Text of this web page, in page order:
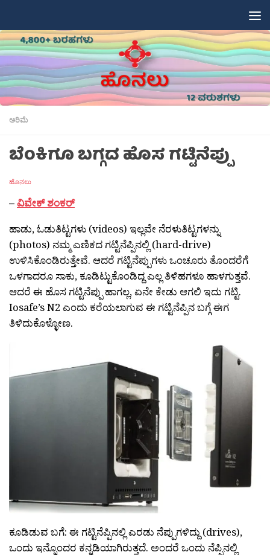
ಅರಿಮೆ
ಬೆಂಕಿಗೂ ಬಗ್ಗದ ಹೊಸ ಗಟ್ಟಿನೆಪ್ಪು
ಹೊನಲು
–ವಿವೇಕ್ ಶಂಕರ್
ಹಾಡು, ಓಡುತಿಟ್ಟಗಳು (videos) ಇಲ್ಲವೇ ನೆರಳುತಿಟ್ಟಗಳನ್ನು
(photos) ನಮ್ಮ ಎಣಿಕದ ಗಟ್ಟಿನೆಪ್ಪಿನಲ್ಲಿ (hard-drive)
ಉಳಿಸಿಕೊಂಡಿರುತ್ತೇವೆ. ಆದರೆ ಗಟ್ಟಿನೆಪ್ಪುಗಳು ಒಂಚೂರು ತೊಂದರೆಗೆ
ಒಳಗಾದರೂ ಸಾಕು, ಕೂಡಿಟ್ಟುಕೊಂಡಿದ್ದ ಎಲ್ಲ ತಿಳಿಹಗಳೂ ಹಾಳಗುತ್ತವೆ.
ಆದರೆ ಈ ಹೊಸ ಗಟ್ಟಿನೆಪ್ಪು ಹಾಗಲ್ಲ, ಏನೇ ಕೇಡು ಆಗಲಿ ಇದು ಗಟ್ಟಿ.
Iosafe’s N2 ಎಂದು ಕರೆಯಲಾಗುವ ಈ ಗಟ್ಟಿನೆಪ್ಪಿನ ಬಗ್ಗೆ ಈಗ
ತಿಳಿದುಕೊಳ್ಳೋಣ.
ಕೂಡಿಡುವ ಬಗೆ: ಈ ಗಟ್ಟಿನೆಪ್ಪಿನಲ್ಲಿ ಎರಡು ನೆಪ್ಪುಗಳಿದ್ದು (drives),
ಒಂದು ಇನ್ನೊಂದರ ಕನ್ನಡಿಯಾಗಿರುತ್ತದೆ. ಅಂದರೆ ಒಂದು ನೆಪ್ಪಿನಲ್ಲಿ